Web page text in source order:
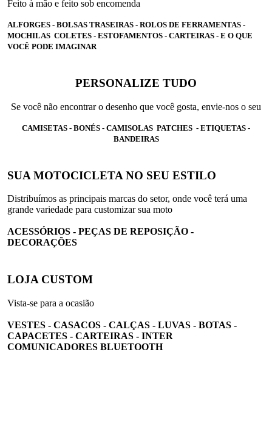
Feito à mão e feito sob encomenda
ALFORGES - BOLSAS TRASEIRAS - ROLOS DE FERRAMENTAS -
MOCHILAS COLETES - ESTOFAMENTOS - CARTEIRAS - E O QUE
VOCÊ PODE IMAGINAR
PERSONALIZE TUDO
Se você não encontrar o desenho que você gosta, envie-nos o seu
CAMISETAS - BONÉS - CAMISOLAS PATCHES - ETIQUETAS -
BANDEIRAS
SUA MOTOCICLETA NO SEU ESTILO
Distribuímos as principais marcas do setor, onde você terá uma
grande variedade para customizar sua moto
ACESSÓRIOS - PEÇAS DE REPOSIÇÃO -
DECORAÇÕES
LOJA CUSTOM
Vista-se para a ocasião
VESTES - CASACOS - CALÇAS - LUVAS - BOTAS -
CAPACETES - CARTEIRAS - INTER
COMUNICADORES BLUETOOTH